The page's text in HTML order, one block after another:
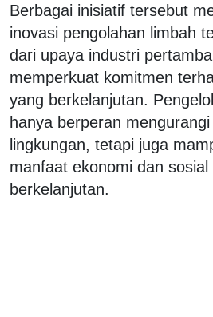
Berbagai inisiatif tersebut
inovasi pengolahan limbah
dari upaya industri
memperkuat komitmen
yang berkelanjutan.
hanya berperan
lingkungan, tetapi juga
manfaat ekonomi dan sosial
berkelanjutan.